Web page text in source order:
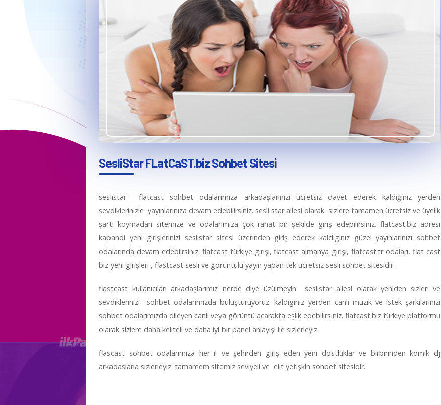
SesliStar FLatCaST.biz Sohbet Sitesi
seslistar flatcast sohbet odalarımıza arkadaşlarınızı ücretsiz davet ederek kaldığınız yerden
sevdiklerinizle yayınlarınıza devam edebilirsiniz. sesli star ailesi olarak sizlere tamamen ücretsiz ve üyelik
şartı koymadan sitemize ve odalarımıza çok rahat bir şekilde giriş edebilirsiniz. flatcast.biz adresi
kapandi yeni girişlerinizi seslistar sitesi üzerinden giriş ederek kaldıgınız güzel yayınlarınızı sohbet
odalarında devam edebiirsiniz. flatcast türkiye girişi, flatcast almanya girişi, flatcast.tr odaları, flat cast
biz yeni girişleri , flastcast sesli ve görüntülü yayın yapan tek ücretsiz sesli sohbet sitesidir.
flastcast kullanıcıları arkadaşlarımız nerde diye üzülmeyin seslistar ailesi olarak yeniden sizleri ve
sevdiklerinizi sohbet odalarımızda buluşturuyoruz. kaldıgınız yerden canlı muzik ve istek şarkılarınızı
sohbet odalarımızda dileyen canli veya görüntü acarakta eşlik edebilirsiniz. flatcast.biz türkiye platformu
olarak sizlere daha keliteli ve daha iyi bir panel anlayişi ile sizlerleyiz.
flascast sohbet odalarımıza her il ve şehirden giriş eden yeni dostluklar ve birbirinden komik dj
arkadaslarla sizlerleyiz. tamamem sitemiz seviyeli ve elit yetişkin sohbet sitesidir.